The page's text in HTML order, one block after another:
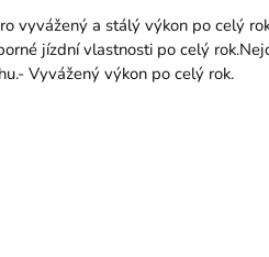
vyvážený a stálý výkon po celý
jízdní vlastnosti po celý
Vyvážený výkon po celý rok.